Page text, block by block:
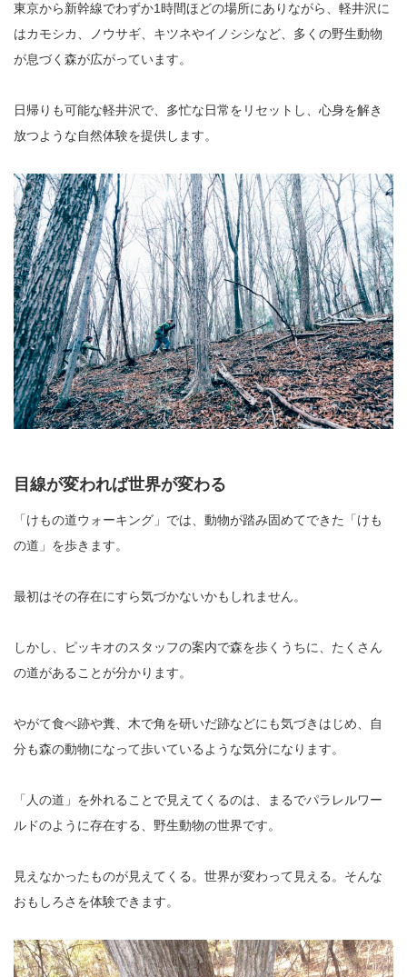
東京から新幹線でわずか1時間ほどの場所にありながら、軽井沢に
はカモシカ、ノウサギ、キツネやイノシシなど、多くの野生動物
が息づく森が広がっています。
日帰りも可能な軽井沢で、多忙な日常をリセットし、心身を解き
放つような自然体験を提供します。
目線が変われば世界が変わる
「けもの道ウォーキング」では、動物が踏み固めてできた「けも
の道」を歩きます。
最初はその存在にすら気づかないかもしれません。
しかし、ピッキオのスタッフの案内で森を歩くうちに、たくさん
の道があることが分かります。
やがて食べ跡や糞、木で角を研いだ跡などにも気づきはじめ、自
分も森の動物になって歩いているような気分になります。
「人の道」を外れることで見えてくるのは、まるでパラレルワー
ルドのように存在する、野生動物の世界です。
見えなかったものが見えてくる。世界が変わって見える。そんな
おもしろさを体験できます。